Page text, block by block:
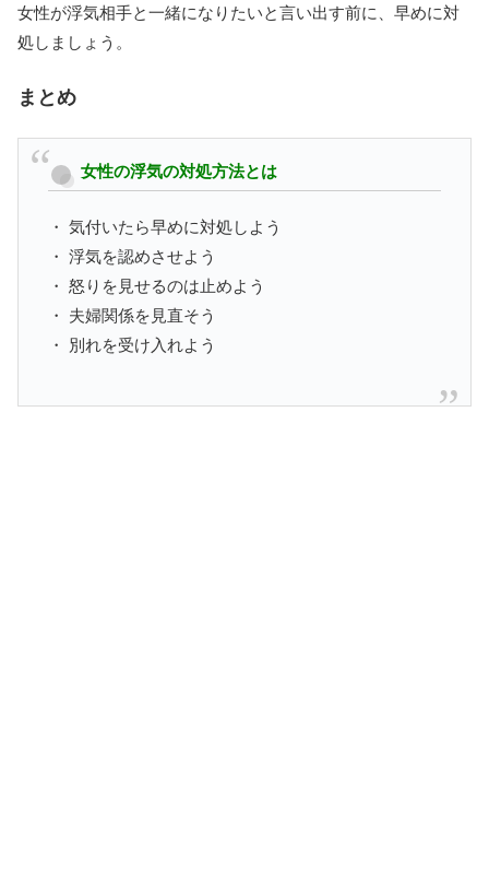
女性が浮気相手と一緒になりたいと言い出す前に、早めに対
処しましょう。
まとめ
女性の浮気の対処方法とは
・ 気付いたら早めに対処しよう
・ 浮気を認めさせよう
・ 怒りを見せるのは止めよう
・ 夫婦関係を見直そう
・ 別れを受け入れよう